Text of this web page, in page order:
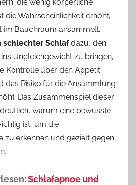
die wenig körperliche
die Wahrscheinlichkeit erhöht,
im Bauchraum ansammelt.
schlechter Schlafdazu, den
Ungleichgewicht zu bringen,
Kontrolle über den Appetit
das Risiko für die Ansammlung
Das Zusammenspiel dieser
warum eine bewusste
ist, um die
zu erkennen und gezielt gegen
Schlafapnoe und